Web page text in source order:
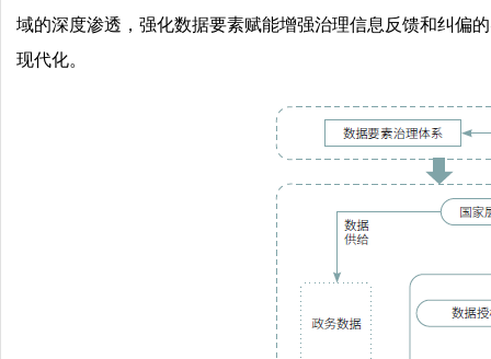
域的深度渗透，强化数据要素赋能增强治理信息反馈和纠偏
现代化。